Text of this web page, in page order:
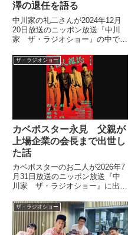
澤の退任を語る
中川家の礼二さんが2024年12月
20日放送のニッポン放送『中川
家 ザ・ラジオショー』の中で
いてトーク。サンドウィッチマン
富澤さんが退任したことについて
話していました。
ザ・ラジオショー
カベポスター永見 父親が
上場企業の会長まで出世し
た話
カベポスターのお二人が2026年7
月31日放送のニッポン放送『中
川家 ザ・ラジオショー』に出
し、上場企業の社長、会長まで登
りつめた話をしていました。
ザ・ラジオショー